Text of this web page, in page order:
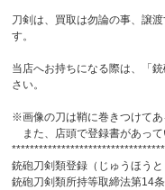
刀剣は、買取は勿論の事、譲
す。
当店へお持ちになる際は、「
さい。
※画像の刀は鞘に巻きつけてあ
また、店頭で登録書があって
銃砲刀剣類登録（じゅうほう
銃砲刀剣類所持等取締法第14